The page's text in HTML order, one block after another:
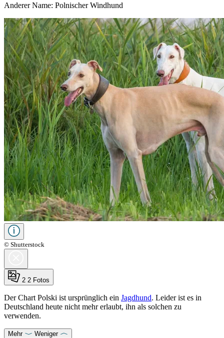
Anderer Name: Polnischer Windhund
© Shutterstock
2 2 Fotos
Der Chart Polski ist ursprünglich ein Jagdhund. Leider ist es in
Deutschland heute nicht mehr erlaubt, ihn als solchen zu
verwenden.
Mehr Weniger